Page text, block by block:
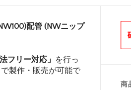
配管 (NWニップ
フリー対応」 を行っ
製作・販売が可能で
商